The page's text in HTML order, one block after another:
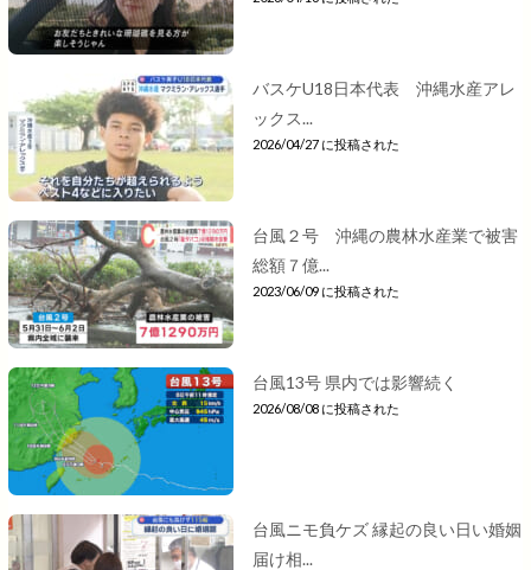
バスケU18日本代表 沖縄水産アレ
ックス...
2026/04/27 に投稿された
台風２号 沖縄の農林水産業で被害
総額７億...
2023/06/09 に投稿された
台風13号 県内では影響続く
2026/08/08 に投稿された
台風ニモ負ケズ 縁起の良い日い婚姻
届け相...